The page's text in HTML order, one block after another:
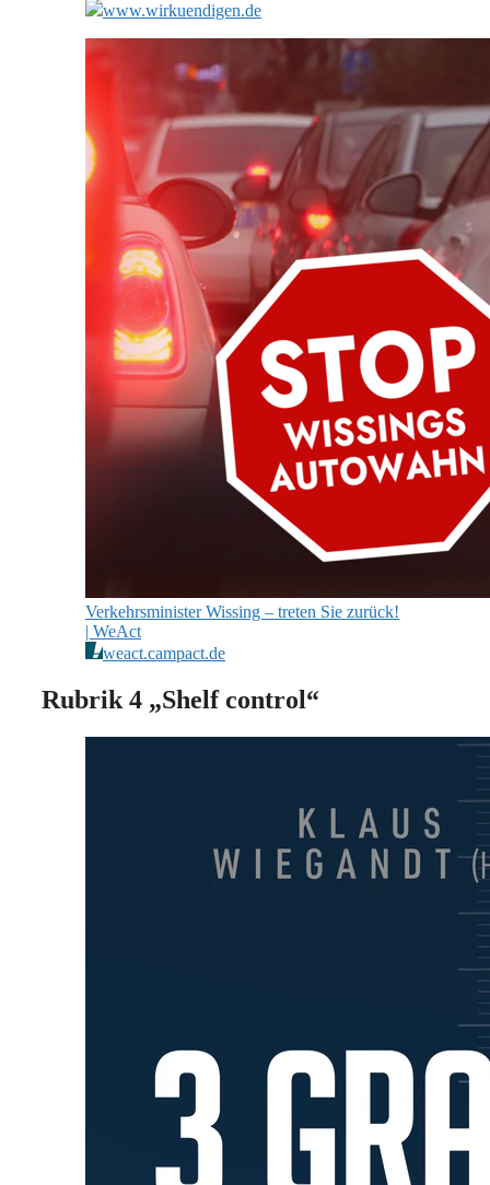
www.wirkuendigen.de
Verkehrsminister Wissing – treten Sie zurück!
| WeAct
weact.campact.de
Rubrik 4 „Shelf control“